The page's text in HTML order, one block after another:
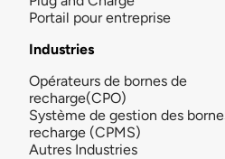
Portail pour entreprise
Industries
Opérateurs de bornes de
recharge(CPO)
Système de gestion des
recharge (CPMS)
Autres Industries